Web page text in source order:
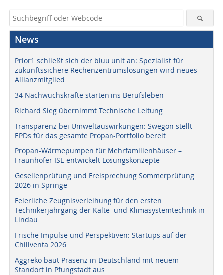
News
Prior1 schließt sich der bluu unit an: Spezialist für
zukunftssichere Rechenzentrumslösungen wird neues
Allianzmitglied
34 Nachwuchskräfte starten ins Berufsleben
Richard Sieg übernimmt Technische Leitung
Transparenz bei Umweltauswirkungen: Swegon stellt
EPDs für das gesamte Propan-Portfolio bereit
Propan-Wärmepumpen für Mehrfamilienhäuser –
Fraunhofer ISE entwickelt Lösungskonzepte
Gesellenprüfung und Freisprechung Sommerprüfung
2026 in Springe
Feierliche Zeugnisverleihung für den ersten
Technikerjahrgang der Kälte- und Klimasystemtechnik in
Lindau
Frische Impulse und Perspektiven: Startups auf der
Chillventa 2026
Aggreko baut Präsenz in Deutschland mit neuem
Standort in Pfungstadt aus